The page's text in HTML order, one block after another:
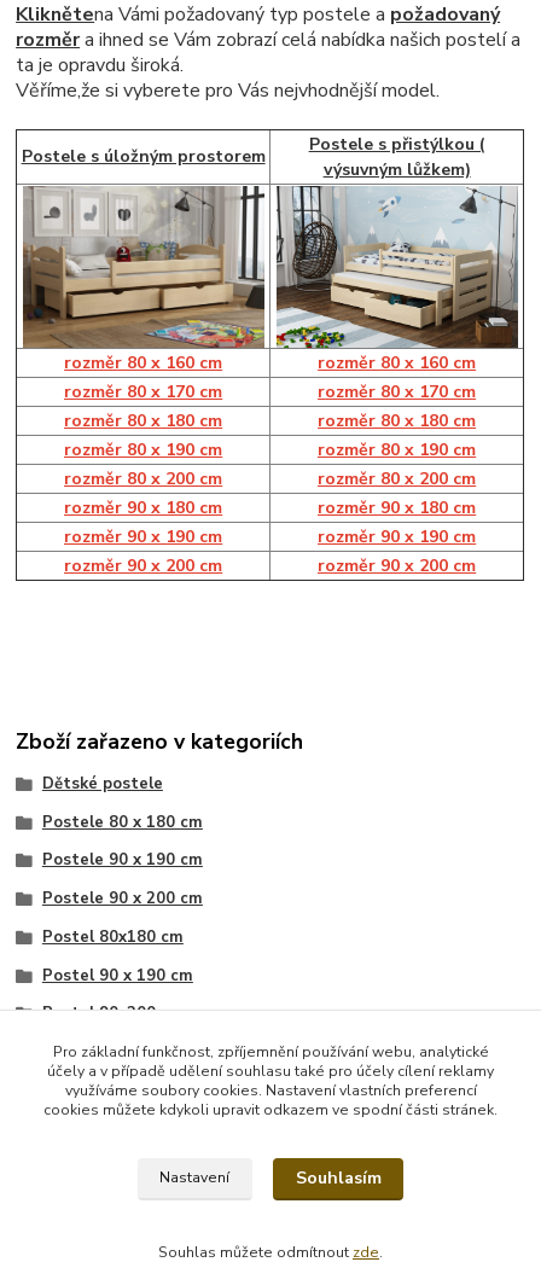
Kliknětena Vámi požadovaný typ postele a požadovaný
rozměra ihned se Vám zobrazí celá nabídka našich postelí a
ta je opravdu široká.
Věříme,že si vyberete pro Vás nejvhodnější model.
Postele s úložným prostorem
Postele s přistýlkou (
výsuvným lůžkem)
rozměr 80 x 160 cm
rozměr 80 x 160 cm
rozměr 80 x 170 cm
rozměr 80 x 170 cm
rozměr 80 x 180 cm
rozměr 80 x 180 cm
rozměr 80 x 190 cm
rozměr 80 x 190 cm
rozměr 80 x 200 cm
rozměr 80 x 200 cm
rozměr 90 x 180 cm
rozměr 90 x 180 cm
rozměr 90 x 190 cm
rozměr 90 x 190 cm
rozměr 90 x 200 cm
rozměr 90 x 200 cm
Zboží zařazeno v kategoriích
Dětské postele
Postele 80 x 180 cm
Postele 90 x 190 cm
Postele 90 x 200 cm
Postel 80x180 cm
Postel 90 x 190 cm
Postel 90x200 cm
Postele s výsuvnou přistýlkou
Postele s výsuvnou přistýlkou
Pro základní funkčnost, zpříjemnění používání webu, analytické
účely a v případě udělení souhlasu také pro účely cílení reklamy
využíváme soubory cookies. Nastavení vlastních preferencí
cookies můžete kdykoli upravit odkazem ve spodní části stránek.
Nastavení Souhlasím
Souhlas můžete odmítnout zde.